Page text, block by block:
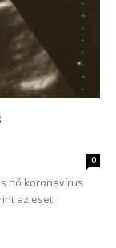
0
nő koronavírus
az eset